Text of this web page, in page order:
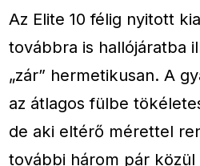
Az Elite 10 félig nyitott
továbbra is hallójáratba
„zár” hermetikusan. A
az átlagos fülbe
de aki eltérő mérettel
további három pár közül